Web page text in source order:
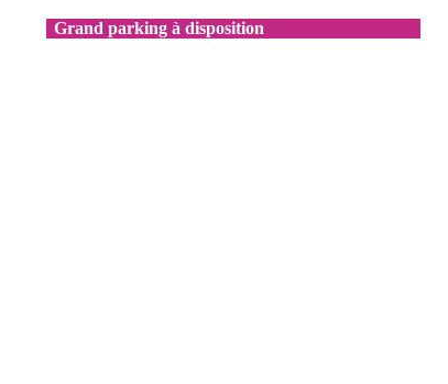
Grand parking à disposition